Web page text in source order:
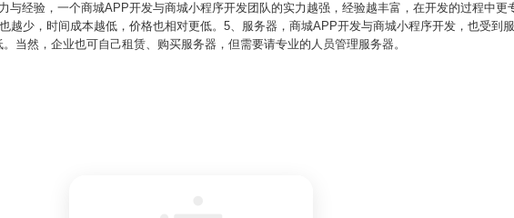
与经验，一个商城APP开发与商城小程序开发团队的实力越强，经验越丰富，在开发的过程中更
越少，时间成本越低，价格也相对更低。5、服务器，商城APP开发与商城小程序开发，也受到
当然，企业也可自己租赁、购买服务器，但需要请专业的人员管理服务器。